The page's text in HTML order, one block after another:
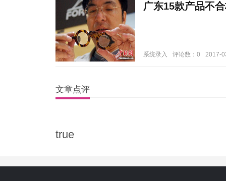
广东15款产品不
系统录入 评论数：0 2017-
文章点评
true